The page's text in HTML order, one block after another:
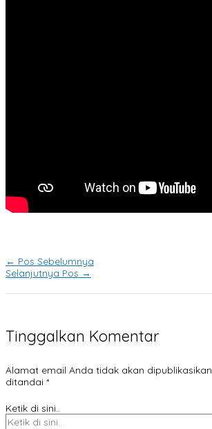
← Pos Sebelumnya
Selanjutnya Pos →
Tinggalkan Komentar
Alamat email Anda tidak akan dipublikasikan.
ditandai *
Ketik di sini..